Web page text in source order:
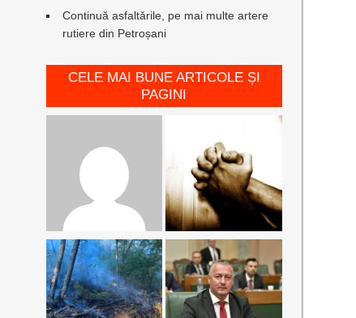
Continuă asfaltările, pe mai multe artere
rutiere din Petroșani
CELE MAI BUNE ARTICOLE ȘI
PAGINI